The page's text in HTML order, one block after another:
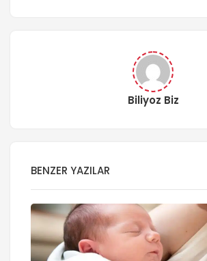
Biliyoz Biz
BENZER YAZILAR